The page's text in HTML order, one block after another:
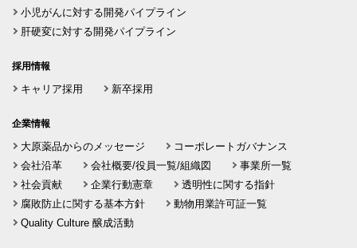
小児がんに対する開発パイプライン
肝硬変に対する開発パイプライン
採用情報
キャリア採用 新卒採用
企業情報
大原薬品からのメッセージ
コーポレートガバナンス
会社沿革
会社概要/役員一覧/組織図
事業所一覧
社会貢献
企業行動憲章
透明性に関する指針
腐敗防止に関する基本方針
動物用業許可証一覧
Quality Culture 醸成活動